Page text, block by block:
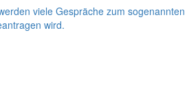
viele Gespräche zum
wird.